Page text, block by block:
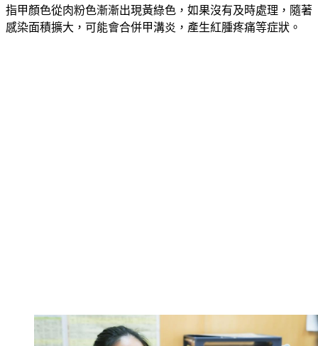
感染面積擴大，可能會合併甲溝炎，產生紅腫疼痛等症狀。